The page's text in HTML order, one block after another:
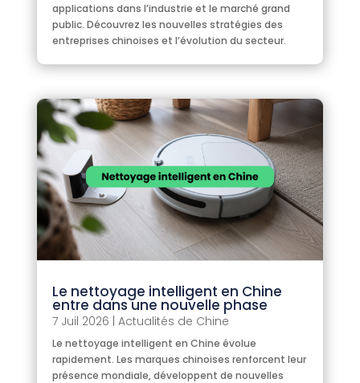
applications dans l’industrie et le marché grand
public. Découvrez les nouvelles stratégies des
entreprises chinoises et l’évolution du secteur.
Le nettoyage intelligent en Chine
entre dans une nouvelle phase
7 Juil 2026 | Actualités de Chine
Le nettoyage intelligent en Chine évolue
rapidement. Les marques chinoises renforcent leur
présence mondiale, développent de nouvelles